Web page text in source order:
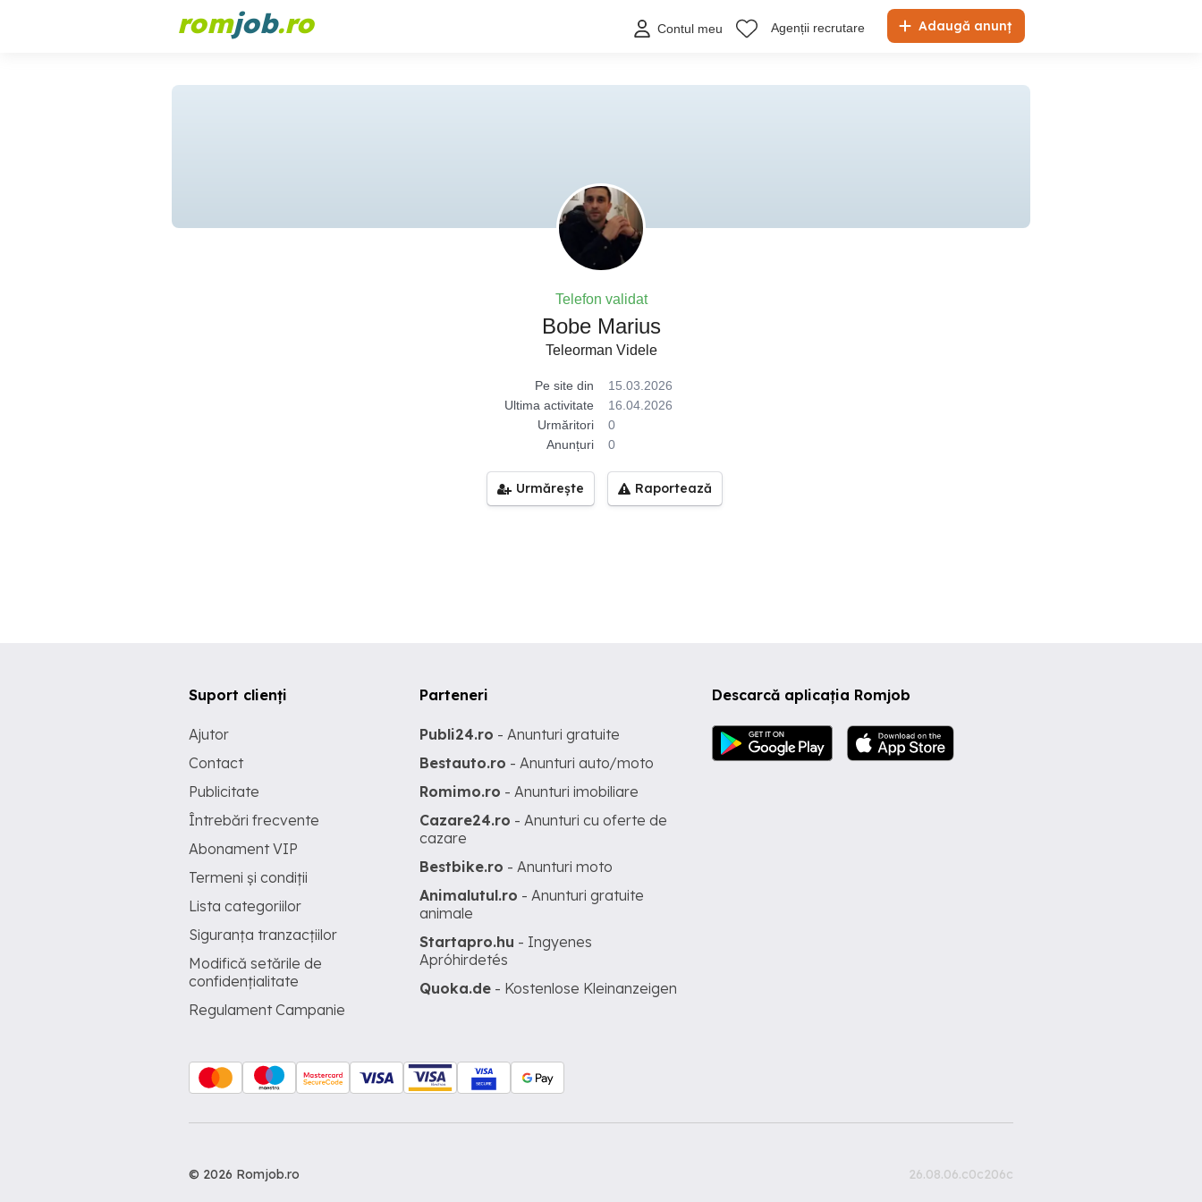
romjob.ro Adaugă anunț
Contul meu Agenții recrutare
Telefon validat
Bobe Marius
Teleorman Videle
Pe site din
15.03.2026
Ultima activitate
16.04.2026
Urmăritori
0
Anunțuri
0
Urmărește Raportează
Descarcă aplicația Romjob
Suport clienți
Ajutor
Contact
Publicitate
Întrebări frecvente
Abonament VIP
Termeni și condiții
Lista categoriilor
Siguranța tranzacțiilor
Modifică setările de
confidențialitate
Regulament Campanie
Parteneri
Publi24.ro - Anunturi gratuite
Bestauto.ro - Anunturi auto/moto
Romimo.ro - Anunturi imobiliare
Cazare24.ro - Anunturi cu oferte de
cazare
Bestbike.ro - Anunturi moto
Animalutul.ro - Anunturi gratuite
animale
Startapro.hu - Ingyenes
Apróhirdetés
Quoka.de - Kostenlose Kleinanzeigen
© 2026 Romjob.ro 26.08.06.c0c206c